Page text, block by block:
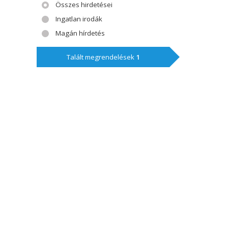
Összes hirdetései
Ingatlan irodák
Magán hírdetés
Talált megrendelések 1